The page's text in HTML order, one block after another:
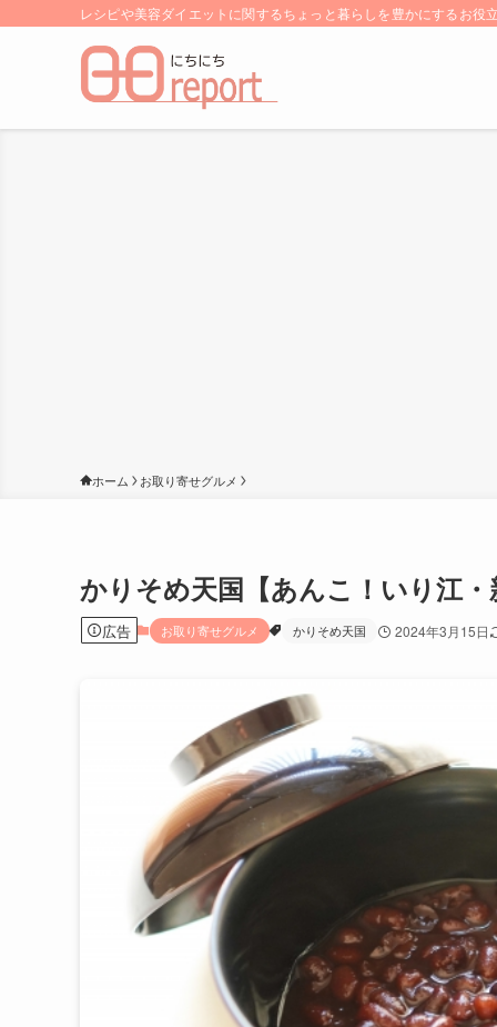
レシピや美容ダイエットに関するちょっと暮らしを豊かにするお役
ホーム お取り寄せグルメ
かりそめ天国【あんこ！いり江
広告 お取り寄せグルメ かりそめ天国 2024年3月15日